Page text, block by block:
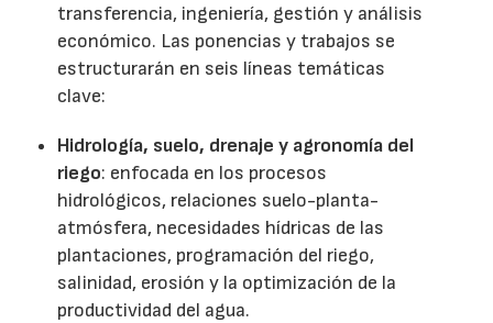
transferencia, ingeniería, gestión y análisis
económico. Las ponencias y trabajos se
estructurarán en seis líneas temáticas
clave:
Hidrología, suelo, drenaje y agronomía del
riego: enfocada en los procesos
hidrológicos, relaciones suelo-planta-
atmósfera, necesidades hídricas de las
plantaciones, programación del riego,
salinidad, erosión y la optimización de la
productividad del agua.